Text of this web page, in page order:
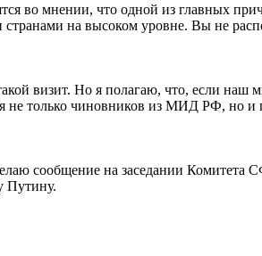
во мнении, что одной из главных
на высоком уровне. Вы не
визит. Но я полагаю, что, если
не только чиновников из МИД РФ,
сообщение на заседании
Путину.